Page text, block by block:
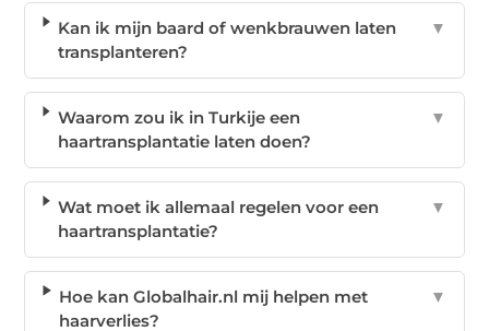
Kan ik mijn baard of wenkbrauwen laten
transplanteren?
▼
Waarom zou ik in Turkije een
haartransplantatie laten doen?
▼
Wat moet ik allemaal regelen voor een
haartransplantatie?
▼
Hoe kan Globalhair.nl mij helpen met
haarverlies?
▼